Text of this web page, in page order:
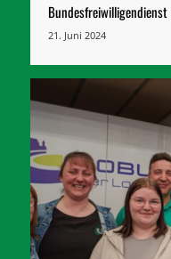
Bundesfreiwilligendienst
21. Juni 2024